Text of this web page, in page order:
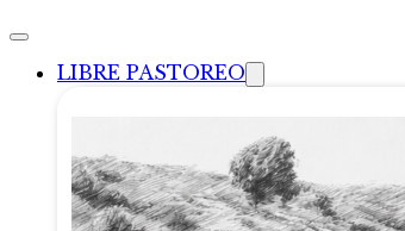
LIBRE PASTOREO